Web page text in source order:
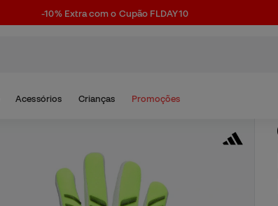
-10% Extra com o Cupão FLDAY10
Acessórios Crianças Promoções